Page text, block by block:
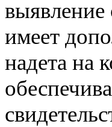
имеет
надета на